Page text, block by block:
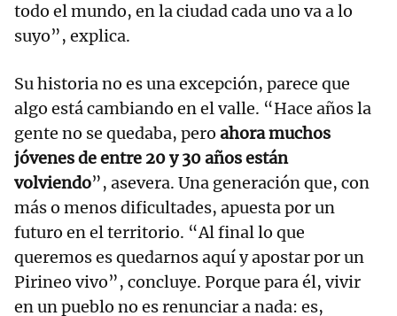
todo el mundo, en la ciudad cada uno va a lo
suyo”, explica.
Su historia no es una excepción, parece que
algo está cambiando en el valle. “Hace años la
gente no se quedaba, pero ahora muchos
jóvenes de entre 20 y 30 años están
volviendo”, asevera. Una generación que, con
más o menos dificultades, apuesta por un
futuro en el territorio. “Al final lo que
queremos es quedarnos aquí y apostar por un
Pirineo vivo”, concluye. Porque para él, vivir
en un pueblo no es renunciar a nada: es,